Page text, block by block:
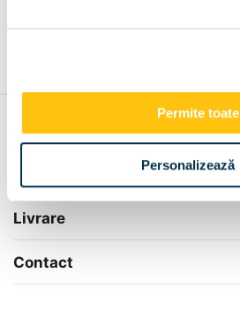
Permite toate
Personalizează
Contul meu
Livrare
Contact